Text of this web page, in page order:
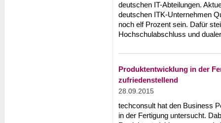
deutschen IT-Abteilungen.
deutschen ITK-Unternehmen
noch elf Prozent sein. Dafür
Hochschulabschluss und
Produktentwicklung in der
zufriedenstellend
28.09.2015
techconsult hat den Business
in der Fertigung untersucht.